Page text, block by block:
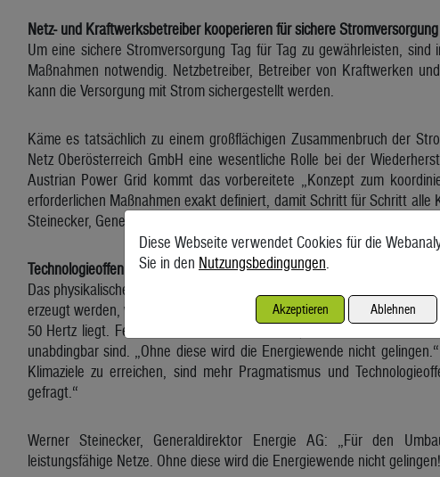
Netz- und Kraftwerksbetreiber kooperieren für sichere Stromversorgung
Um eine sichere Stromversorgung Tag für Tag zu gewährleisten,
Maßnahmen notwendig. Netzbetreiber, Betreiber von Kraftwerken
kann die Versorgung mit Strom sichergestellt werden.
Käme es tatsächlich zu einem großflächigen Zusammenbruch der
Netz Oberösterreich GmbH eine wesentliche Rolle bei der
Austrian Power Grid kommt das vorbereitete „Konzept zum
erforderlichen Maßnahmen exakt definiert, damit Schritt für Schritt
Steinecker, Generaldirektor der Energie AG.
Technologieoffenheit
Das physikalische Strom-System funktioniert prinzipiell nach einer
erzeugt werden, wie in diesem Augenblick verbraucht wird. Dieses
50 Hertz liegt. Fest steht laut Steinecker auch, dass für den Umbau
unabdingbar sind. „Ohne diese wird die Energiewende nicht
Klimaziele zu erreichen, sind mehr Pragmatismus und
gefragt.“
Werner Steinecker, Generaldirektor Energie AG: „Für den
leistungsfähige Netze. Ohne diese wird die Energiewende nicht
Diese Webseite verwendet Cookies für die
Sie in den Nutzungsbedingungen
Akzeptieren Ablehnen